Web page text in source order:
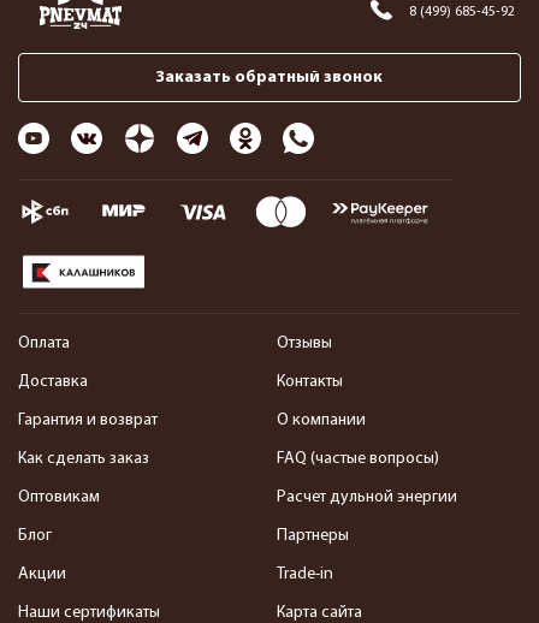
8 (499) 685-45-92
Заказать обратный звонок
Оплата
Доставка
Гарантия и возврат
Как сделать заказ
Оптовикам
Блог
Акции
Наши сертификаты
Отзывы
Контакты
О компании
FAQ (частые вопросы)
Расчет дульной энергии
Партнеры
Trade-in
Карта сайта